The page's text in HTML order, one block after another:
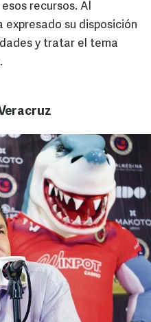
recursos. Al
su disposición
y tratar el tema